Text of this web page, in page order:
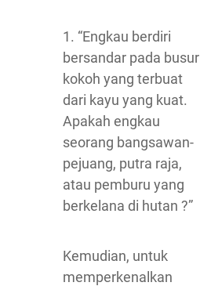
1. “Engkau berdiri
bersandar pada busur
kokoh yang terbuat
dari kayu yang kuat.
Apakah engkau
seorang bangsawan-
pejuang, putra raja,
atau pemburu yang
berkelana di hutan ?”
Kemudian, untuk
memperkenalkan